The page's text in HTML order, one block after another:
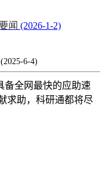
闻 (2026-1-2)
(2025-6-4)
备全网最快的应助速
求助，科研通都将尽